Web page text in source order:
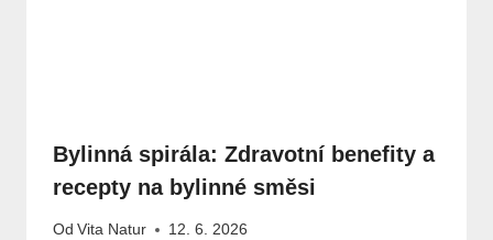
Bylinná spirála: Zdravotní benefity a
recepty na bylinné směsi
Od Vita Natur 12. 6. 2026